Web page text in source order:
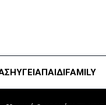
ΥΓΕΊΑΠΑΙΔΙFAMILY